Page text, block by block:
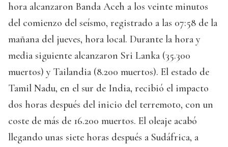
hora alcanzaron Banda Aceh a los veinte minutos
del comienzo del seísmo, registrado a las 07:58 de la
mañana del jueves, hora local. Durante la hora y
media siguiente alcanzaron Sri Lanka (35.300
muertos) y Tailandia (8.200 muertos). El estado de
Tamil Nadu, en el sur de India, recibió el impacto
dos horas después del inicio del terremoto, con un
coste de más de 16.200 muertos. El oleaje acabó
llegando unas siete horas después a Sudáfrica, a